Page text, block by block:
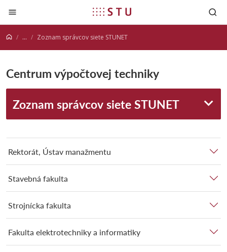
Prejsť na obsah
... Zoznam správcov siete STUNET
Centrum výpočtovej techniky
Zoznam správcov siete STUNET
Rektorát, Ústav manažmentu
Stavebná fakulta
Strojnícka fakulta
Fakulta elektrotechniky a informatiky